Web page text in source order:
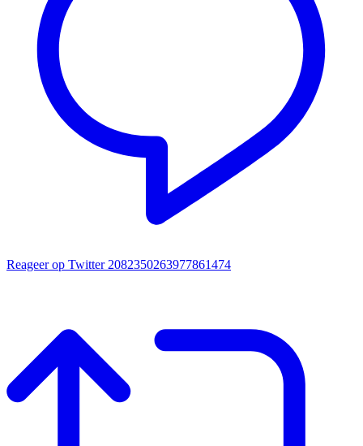
Reageer op Twitter 2082350263977861474